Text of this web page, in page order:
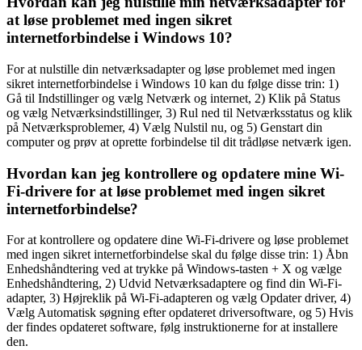
at løse problemet med ingen sikret
internetforbindelse i Windows 10?
For at nulstille din netværksadapter og løse problemet med ingen
sikret internetforbindelse i Windows 10 kan du følge disse trin: 1)
Gå til Indstillinger og vælg Netværk og internet, 2) Klik på Status
og vælg Netværksindstillinger, 3) Rul ned til Netværksstatus og klik
på Netværksproblemer, 4) Vælg Nulstil nu, og 5) Genstart din
computer og prøv at oprette forbindelse til dit trådløse netværk igen.
Hvordan kan jeg kontrollere og opdatere mine Wi-
Fi-drivere for at løse problemet med ingen sikret
internetforbindelse?
For at kontrollere og opdatere dine Wi-Fi-drivere og løse problemet
med ingen sikret internetforbindelse skal du følge disse trin: 1) Åbn
Enhedshåndtering ved at trykke på Windows-tasten + X og vælge
Enhedshåndtering, 2) Udvid Netværksadaptere og find din Wi-Fi-
adapter, 3) Højreklik på Wi-Fi-adapteren og vælg Opdater driver, 4)
Vælg Automatisk søgning efter opdateret driversoftware, og 5) Hvis
der findes opdateret software, følg instruktionerne for at installere
den.